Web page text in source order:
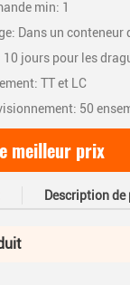
min: 1
Dans un conteneur
jours pour les
TT et LC
50
meilleur prix
Description